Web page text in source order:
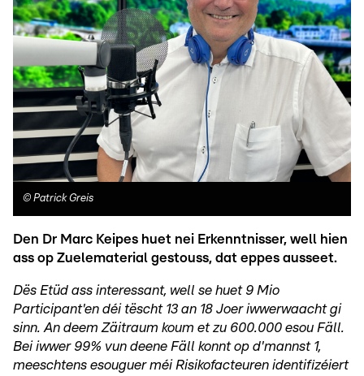
© Patrick Greis
Den Dr Marc Keipes huet nei Erkenntnisser, well hien
ass op Zuelematerial gestouss, dat eppes ausseet.
Dës Etüd ass interessant, well se huet 9 Mio
Participant'en déi tëscht 13 an 18 Joer iwwerwaacht gi
sinn. An deem Zäitraum koum et zu 600.000 esou Fäll.
Bei iwwer 99% vun deene Fäll konnt op d'mannst 1,
meeschtens esouguer méi Risikofacteuren identifizéiert